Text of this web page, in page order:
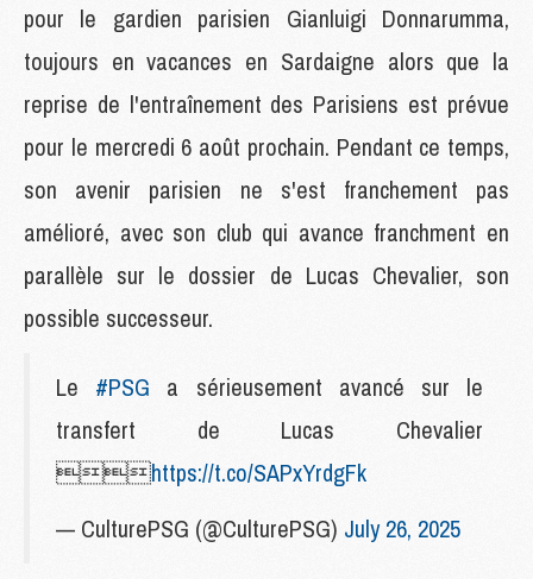
pour le gardien parisien Gianluigi Donnarumma,
toujours en vacances en Sardaigne alors que la
reprise de l'entraînement des Parisiens est prévue
pour le mercredi 6 août prochain. Pendant ce temps,
son avenir parisien ne s'est franchement pas
amélioré, avec son club qui avance franchment en
parallèle sur le dossier de Lucas Chevalier, son
possible successeur.
Le #PSG a sérieusement avancé sur le
transfert de Lucas Chevalier
https://t.co/SAPxYrdgFk
— CulturePSG (@CulturePSG) July 26, 2025